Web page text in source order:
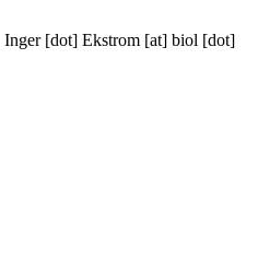
Inger[dot] Ekstrom [at] biol [dot]